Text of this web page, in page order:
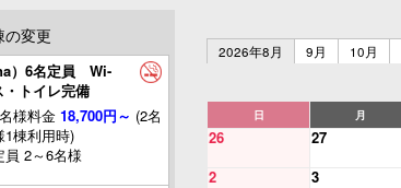
の変更
）6名定員 Wi-
トイレ完備
様料金18,700円～ (2名
1棟利用時)
員 2～6名様
2026年8月
9月 10月
日 月
26 27
2
3